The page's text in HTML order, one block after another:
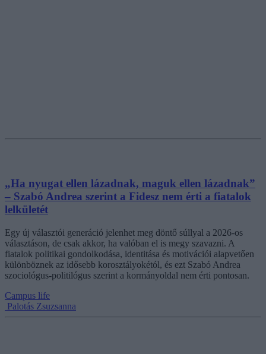
„Ha nyugat ellen lázadnak, maguk ellen lázadnak”
– Szabó Andrea szerint a Fidesz nem érti a fiatalok
lelkületét
Egy új választói generáció jelenhet meg döntő súllyal a 2026-os
választáson, de csak akkor, ha valóban el is megy szavazni. A
fiatalok politikai gondolkodása, identitása és motivációi alapvetően
különböznek az idősebb korosztályokétól, és ezt Szabó Andrea
szociológus-politilógus szerint a kormányoldal nem érti pontosan.
Campus life
Palotás Zsuzsanna